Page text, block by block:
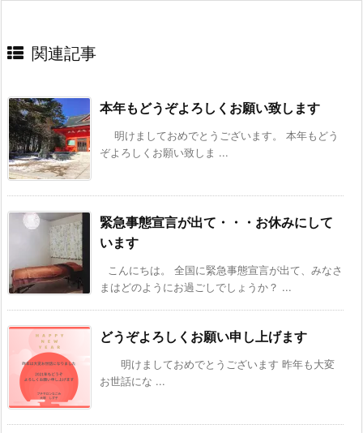
関連記事
本年もどうぞよろしくお願い致します
明けましておめでとうございます。 本年もどう
ぞよろしくお願い致しま ...
緊急事態宣言が出て・・・お休みにして
います
こんにちは。 全国に緊急事態宣言が出て、みなさ
まはどのようにお過ごしでしょうか？ ...
どうぞよろしくお願い申し上げます
明けましておめでとうございます 昨年も大変
お世話にな ...